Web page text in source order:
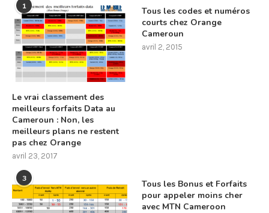
1
Le vrai classement des
meilleurs forfaits Data au
Cameroun : Non, les
meilleurs plans ne restent
pas chez Orange
avril 23, 2017
Tous les codes et numéros
courts chez Orange
Cameroun
avril 2, 2015
3
Tous les Bonus et Forfaits
pour appeler moins cher
avec MTN Cameroon